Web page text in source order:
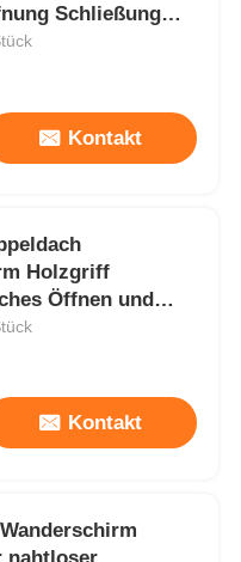
Schließung
Regenschirm
Kontakt
Holzgriff
Öffnen und
Kontakt
nahtloser